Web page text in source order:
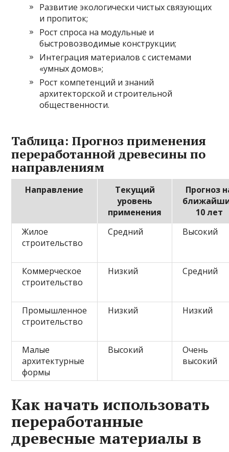
Развитие экологически чистых связующих
и пропиток;
Рост спроса на модульные и
быстровозводимые конструкции;
Интеграция материалов с системами
«умных домов»;
Рост компетенций и знаний
архитекторской и строительной
общественности.
Таблица: Прогноз применения
переработанной древесины по
направлениям
Направление
Текущий
уровень
применения
Прогноз
10 лет
Жилое
строительство
Средний Высокий
Коммерческое
строительство
Низкий Средний
Промышленное
строительство
Низкий Низкий
Малые
архитектурные
формы
Высокий
Очень
высокий
Как начать использовать
переработанные
древесные материалы в